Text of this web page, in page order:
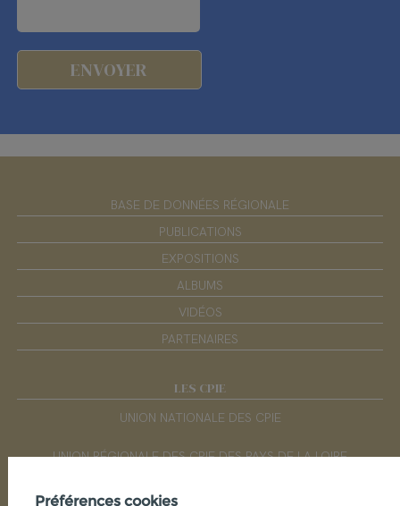
BASE DE DONNÉES RÉGIONALE
PUBLICATIONS
EXPOSITIONS
ALBUMS
VIDÉOS
PARTENAIRES
LES CPIE
UNION NATIONALE DES CPIE
UNION RÉGIONALE DES CPIE DES PAYS DE LA LOIRE
Préférences cookies